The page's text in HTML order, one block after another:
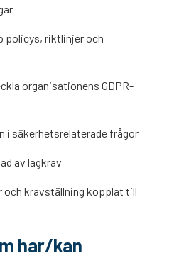
policys, riktlinjer och
organisationens GDPR-
i säkerhetsrelaterade frågor
av lagkrav
och kravställning kopplat till
har/kan